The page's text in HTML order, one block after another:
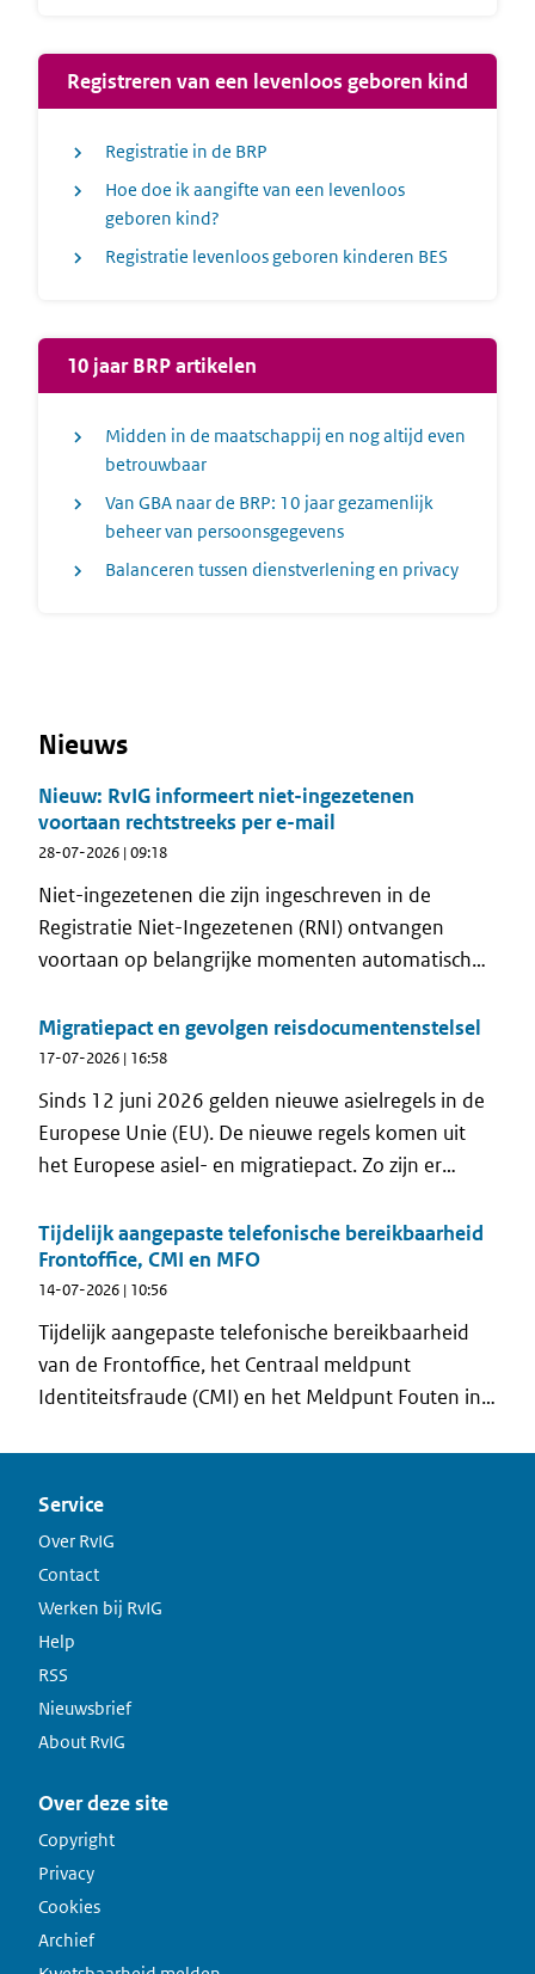
Registreren van een levenloos geboren kind
Registratie in de BRP
Hoe doe ik aangifte van een levenloos
geboren kind?
Registratie levenloos geboren kinderen BES
10 jaar BRP artikelen
Midden in de maatschappij en nog altijd even
betrouwbaar
Van GBA naar de BRP: 10 jaar gezamenlijk
beheer van persoonsgegevens
Balanceren tussen dienstverlening en privacy
Nieuws
Nieuw: RvIG informeert niet-ingezetenen
voortaan rechtstreeks per e-mail
28-07-2026 | 09:18
Niet-ingezetenen die zijn ingeschreven in de
Registratie Niet-Ingezetenen (RNI) ontvangen
voortaan op belangrijke momenten automatisch
Identiteitsgegevens (RvIG). Met deze nieuwe e-
mailservice komt RvIG voor het eerst rechtstreeks
in contact met niet-ingezetenen. Zo ontvangen zij
op het juiste moment informatie die past bij hun
situatie.
Migratiepact en gevolgen reisdocumentenstelsel
17-07-2026 | 16:58
Sinds 12 juni 2026 gelden nieuwe asielregels in de
Europese Unie (EU). De nieuwe regels komen uit
het Europese asiel- en migratiepact. Zo zijn er
asielprocedures en beperkingen voor asielzoekers
om door te reizen naar andere EU-landen om daar
asiel aan te vragen. In de Vreemdelingenwet 2000
worden met het Migratiepact drie nieuwe
verblijfstitels geïntroduceerd die die gevolgen
hebben voor het reisdocumentenstelsel .
Tijdelijk aangepaste telefonische bereikbaarheid
Frontoffice, CMI en MFO
14-07-2026 | 10:56
Tijdelijk aangepaste telefonische bereikbaarheid
van de Frontoffice, het Centraal meldpunt
Identiteitsfraude (CMI) en het Meldpunt Fouten in
Service
Over RvIG
Contact
Werken bij RvIG
Help
RSS
Nieuwsbrief
About RvIG
Over deze site
Copyright
Privacy
Cookies
Archief